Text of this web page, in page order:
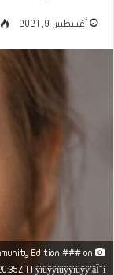
أغسطس 9, 2021
Edition ### on
| | ÿïüÿÿïüÿÿîûÿÿ`äÏ"í